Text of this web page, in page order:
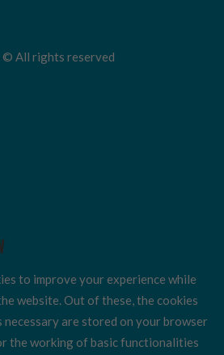
© All rights reserved
to improve your experience while
website. Out of these, the cookies
are stored on your browser
the working of basic functionalities